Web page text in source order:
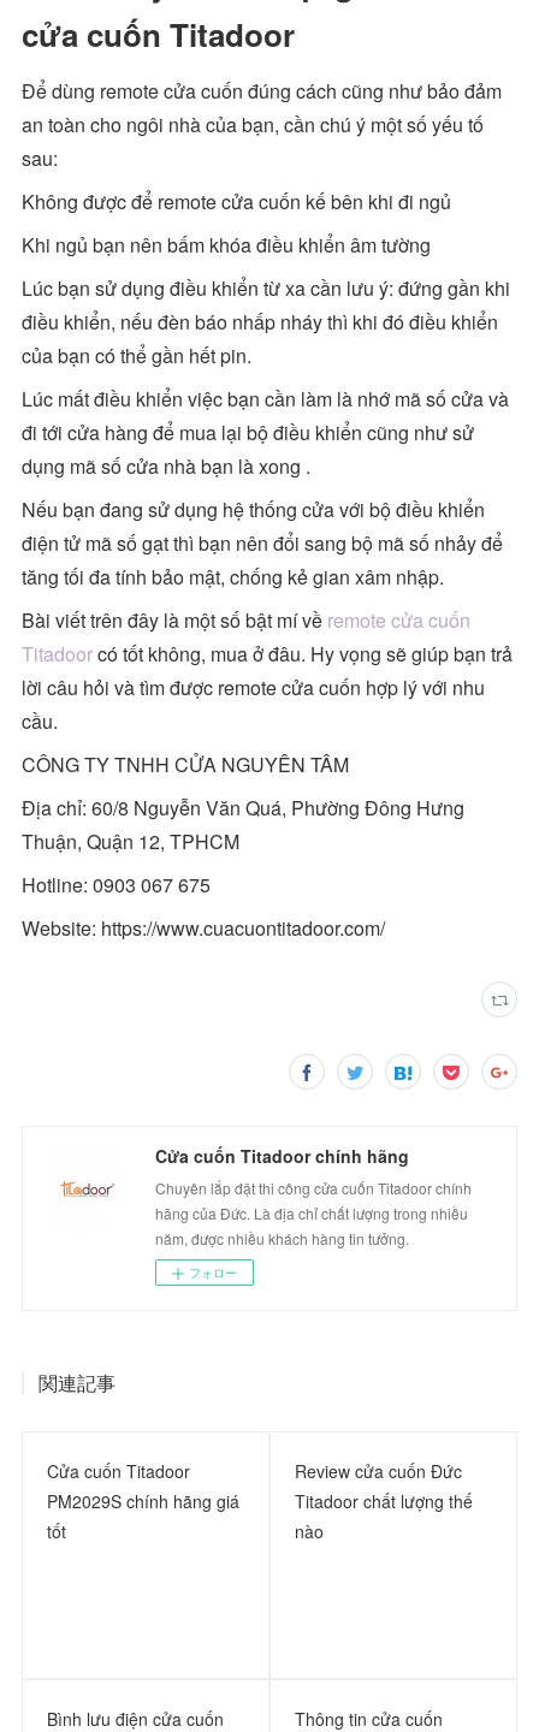
cửa cuốn Titadoor
Để dùng remote cửa cuốn đúng cách cũng như bảo đảm
an toàn cho ngôi nhà của bạn, cần chú ý một số yếu tố
sau:
Không được để remote cửa cuốn kế bên khi đi ngủ
Khi ngủ bạn nên bấm khóa điều khiển âm tường
Lúc bạn sử dụng điều khiển từ xa cần lưu ý: đứng gần khi
điều khiển, nếu đèn báo nhấp nháy thì khi đó điều khiển
của bạn có thể gần hết pin.
Lúc mất điều khiển việc bạn cần làm là nhớ mã số cửa và
đi tới cửa hàng để mua lại bộ điều khiển cũng như sử
dụng mã số cửa nhà bạn là xong .
Nếu bạn đang sử dụng hệ thống cửa với bộ điều khiển
điện tử mã số gạt thì bạn nên đổi sang bộ mã số nhảy để
tăng tối đa tính bảo mật, chống kẻ gian xâm nhập.
Bài viết trên đây là một số bật mí về remote cửa cuốn
Titadoorcó tốt không, mua ở đâu. Hy vọng sẽ giúp bạn trả
lời câu hỏi và tìm được remote cửa cuốn hợp lý với nhu
cầu.
CÔNG TY TNHH CỬA NGUYÊN TÂM
Địa chỉ: 60/8 Nguyễn Văn Quá, Phường Đông Hưng
Thuận, Quận 12, TPHCM
Hotline: 0903 067 675
Website: https://www.cuacuontitadoor.com/
Cửa cuốn Titadoor chính hãng
Chuyên lắp đặt thi công cửa cuốn Titadoor chính
hãng của Đức. Là địa chỉ chất lượng trong nhiều
năm, được nhiều khách hàng tin tưởng.
フォロー
関連記事
Cửa cuốn Titadoor
PM2029S chính hãng giá
tốt
Review cửa cuốn Đức
Titadoor chất lượng thế
nào
Bình lưu điện cửa cuốn
Thông tin cửa cuốn